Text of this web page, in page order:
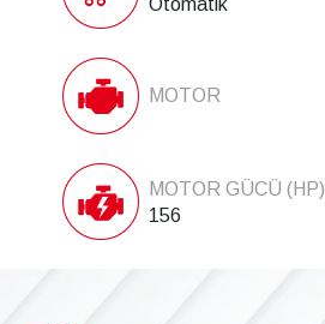
Otomatik
MOTOR
MOTOR GÜCÜ (HP)
156